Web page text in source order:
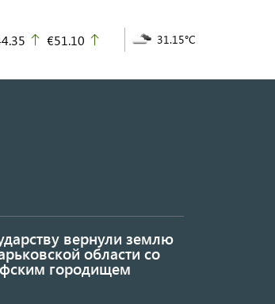
up
€51.10 31.15°C
вернули землю
области со
городищем